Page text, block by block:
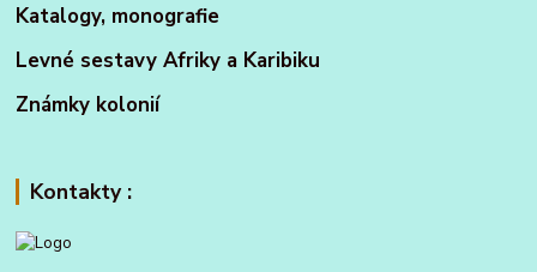
Katalogy, monografie
Levné sestavy Afriky a Karibiku
Známky kolonií
Kontakty :